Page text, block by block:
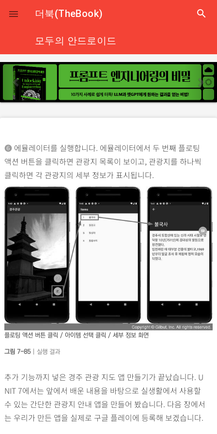
close
 더북(TheBook) search
모두의 안드로이드
p
r
e
u
s
n
e
x
➏에뮬레이터를 실행합니다. 에뮬레이터에서 두 번째 플로팅
액션 버튼을 클릭하면 관광지 목록이 보이고, 관광지를 하나씩
클릭하면 각 관광지의 세부 정보가 표시됩니다.
플로팅 액션 버튼 클릭 / 아이템 선택 클릭 / 세부 정보 화면
그림 7-85| 실행 결과
추가 기능까지 넣은 경주 관광 지도 앱 만들기가 끝났습니다. U
NIT 7에서는 앞에서 배운 내용을 바탕으로 실생활에서 사용할
수 있는 간단한 관광지 안내 앱을 만들어 봤습니다. 다음 장에서
는 우리가 만든 앱을 실제로 구글 플레이에 등록해 보겠습니다.